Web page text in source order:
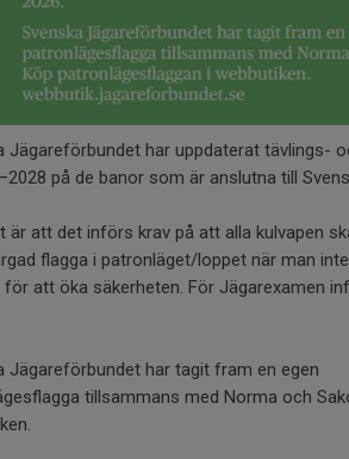
Jägareförbundet har uppdaterat tävlings-
på de banor som är anslutna till
är att det införs krav på att alla kulvapen
flagga i patronläget/loppet när man
för att öka säkerheten. För Jägarexamen
Jägareförbundet har tagit fram en egen
tillsammans med Norma och